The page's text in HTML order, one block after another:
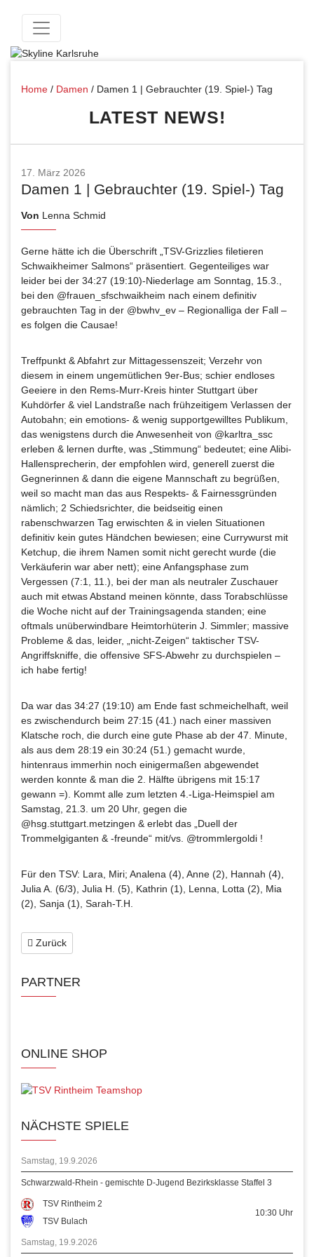
Home / Damen / Damen 1 | Gebrauchter (19. Spiel-) Tag
LATEST NEWS!
17. März 2026
Damen 1 | Gebrauchter (19. Spiel-) Tag
Von Lenna Schmid
Gerne hätte ich die Überschrift „TSV-Grizzlies filetieren
Schwaikheimer Salmons“ präsentiert. Gegenteiliges war
leider bei der 34:27 (19:10)-Niederlage am Sonntag, 15.3.,
bei den @frauen_sfschwaikheim nach einem definitiv
gebrauchten Tag in der @bwhv_ev – Regionalliga der Fall –
es folgen die Causae!
Treffpunkt & Abfahrt zur Mittagessenszeit; Verzehr von
diesem in einem ungemütlichen 9er-Bus; schier endloses
Geeiere in den Rems-Murr-Kreis hinter Stuttgart über
Kuhdörfer & viel Landstraße nach frühzeitigem Verlassen der
Autobahn; ein emotions- & wenig supportgewilltes Publikum,
das wenigstens durch die Anwesenheit von @karltra_ssc
erleben & lernen durfte, was „Stimmung“ bedeutet; eine Alibi-
Hallensprecherin, der empfohlen wird, generell zuerst die
Gegnerinnen & dann die eigene Mannschaft zu begrüßen,
weil so macht man das aus Respekts- & Fairnessgründen
nämlich; 2 Schiedsrichter, die beidseitig einen
rabenschwarzen Tag erwischten & in vielen Situationen
definitiv kein gutes Händchen bewiesen; eine Currywurst mit
Ketchup, die ihrem Namen somit nicht gerecht wurde (die
Verkäuferin war aber nett); eine Anfangsphase zum
Vergessen (7:1, 11.), bei der man als neutraler Zuschauer
auch mit etwas Abstand meinen könnte, dass Torabschlüsse
die Woche nicht auf der Trainingsagenda standen; eine
oftmals unüberwindbare Heimtorhüterin J. Simmler; massive
Probleme & das, leider, „nicht-Zeigen“ taktischer TSV-
Angriffskniffe, die offensive SFS-Abwehr zu durchspielen –
ich habe fertig!
Da war das 34:27 (19:10) am Ende fast schmeichelhaft, weil
es zwischendurch beim 27:15 (41.) nach einer massiven
Klatsche roch, die durch eine gute Phase ab der 47. Minute,
als aus dem 28:19 ein 30:24 (51.) gemacht wurde,
hintenraus immerhin noch einigermaßen abgewendet
werden konnte & man die 2. Hälfte übrigens mit 15:17
gewann =). Kommt alle zum letzten 4.-Liga-Heimspiel am
Samstag, 21.3. um 20 Uhr, gegen die
@hsg.stuttgart.metzingen & erlebt das „Duell der
Trommelgiganten & -freunde“ mit/vs. @trommlergoldi !
Für den TSV: Lara, Miri; Analena (4), Anne (2), Hannah (4),
Julia A. (6/3), Julia H. (5), Kathrin (1), Lenna, Lotta (2), Mia
(2), Sanja (1), Sarah-T.H.
Zurück
PARTNER
ONLINE SHOP
NÄCHSTE SPIELE
Samstag, 19.9.2026
Schwarzwald-Rhein - gemischte D-Jugend Bezirksklasse Staffel 3
TSV Rintheim 2
TSV Bulach
10:30 Uhr
Samstag, 19.9.2026